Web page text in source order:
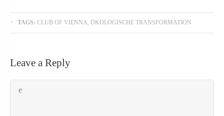
TAGS: CLUB OF VIENNA, ÖKOLOGISCHE TRANSFORMATION
Leave a Reply